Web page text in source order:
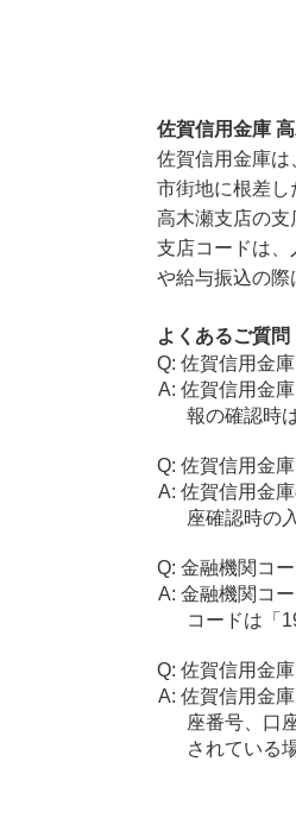
佐賀信用金庫
佐賀信用金庫
市街地に根差し
高木瀬支店の支
支店コードは
や給与振込の際
よくあるご質問
佐賀信用金
佐賀信用金
報の確認時
佐賀信用金
佐賀信用金
座確認時の
金融機関コ
金融機関コ
コードは「
佐賀信用金
佐賀信用金
座番号、口
されている